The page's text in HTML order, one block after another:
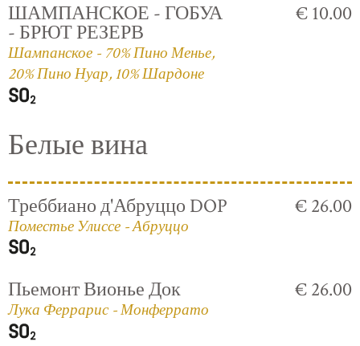
ШАМПАНСКОЕ - ГОБУА
- БРЮТ РЕЗЕРВ
Шампанское - 70% Пино Менье,
20% Пино Нуар, 10% Шардоне
€ 10.00
Белые вина
Треббиано д'Абруццо DOP
Поместье Улиссе - Абруццо
€ 26.00
Пьемонт Вионье Док
Лука Феррарис - Монферрато
€ 26.00